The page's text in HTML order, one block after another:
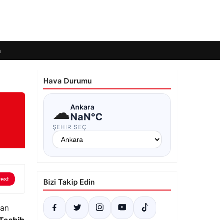
Hava Durumu
☁Ankara
NaN°C
ŞEHIR SEÇ
Bizi Takip Edin